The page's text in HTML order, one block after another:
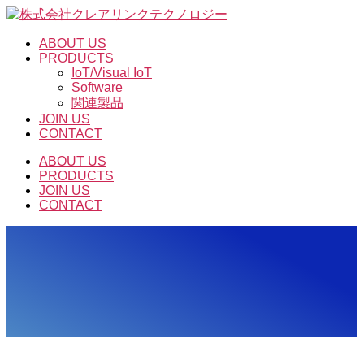
コ
ABOUT US
PRODUCTS
IoT/Visual IoT
Software
関連製品
JOIN US
CONTACT
ABOUT US
PRODUCTS
JOIN US
CONTACT